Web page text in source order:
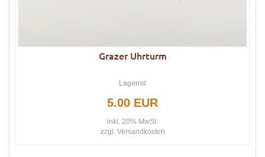
Grazer Uhrturm
Lagernd
5.00 EUR
inkl. 20% MwSt.
zzgl. Versandkosten